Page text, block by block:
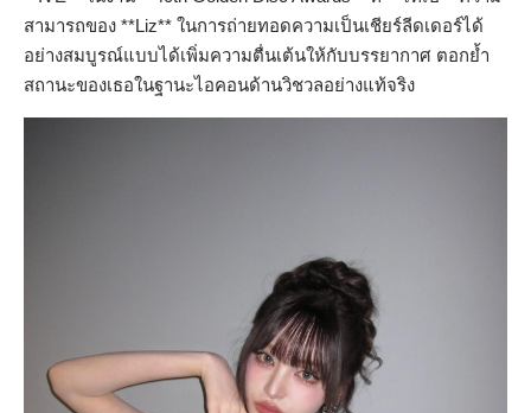
สามารถของ **Liz** ในการถ่ายทอดความเป็นเชียร์ลีดเดอร์ได้
อย่างสมบูรณ์แบบได้เพิ่มความตื่นเต้นให้กับบรรยากาศ ตอกย้ำ
สถานะของเธอในฐานะไอคอนด้านวิชวลอย่างแท้จริง